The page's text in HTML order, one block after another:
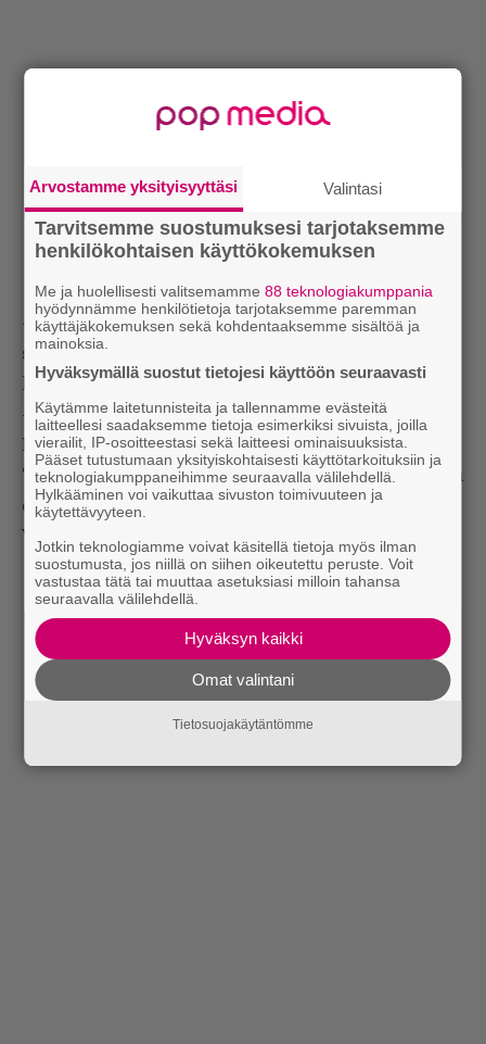
– Eri tahojen kanssa on käyty neuvotteluita. Mitään
sen tarkempaa ei ole vielä kuitenkaan lyöty
lukkoon.
– Kenties ollaan viisaampia Helsinki Music
Marathon -esiintymisen (Bar Base 23.10.) jälkeen.
Tuolle keikalle on tulossa edustava kattaus Suomen
eturivin a&r-hahmoja, muistaakseni, kitaramies
Virkkunen jää myhäilemään.
Arvostamme yksityisyyttäsi Valintasi
Tarvitsemme suostumuksesi tarjotaksemme
henkilökohtaisen käyttökokemuksen
Me ja huolellisesti valitsemamme88 teknologiakumppania
hyödynnämme henkilötietoja tarjotaksemme paremman
käyttäjäkokemuksen sekä kohdentaaksemme sisältöä ja
mainoksia.
Hyväksymällä suostut tietojesi käyttöön seuraavasti
Käytämme laitetunnisteita ja tallennamme evästeitä
laitteellesi saadaksemme tietoja esimerkiksi sivuista, joilla
vierailit, IP-osoitteestasi sekä laitteesi ominaisuuksista.
Pääset tutustumaan yksityiskohtaisesti käyttötarkoituksiin ja
teknologiakumppaneihimme seuraavalla välilehdellä.
Hylkääminen voi vaikuttaa sivuston toimivuuteen ja
käytettävyyteen.
Jotkin teknologiamme voivat käsitellä tietoja myös ilman
suostumusta, jos niillä on siihen oikeutettu peruste. Voit
vastustaa tätä tai muuttaa asetuksiasi milloin tahansa
seuraavalla välilehdellä.
Hyväksyn kaikki
Omat valintani
Tietosuojakäytäntömme